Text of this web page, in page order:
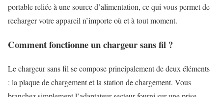
portable reliée à une source d’alimentation, ce qui vous permet de
recharger votre appareil n’importe où et à tout moment.
Comment fonctionne un chargeur sans fil ?
Le chargeur sans fil se compose principalement de deux éléments
: la plaque de chargement et la station de chargement. Vous